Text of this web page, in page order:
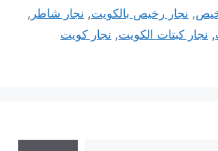
, نجار رخيص بالكويت, نجار شاطر ,
, نجار كبتات الكويت, نجار كويت